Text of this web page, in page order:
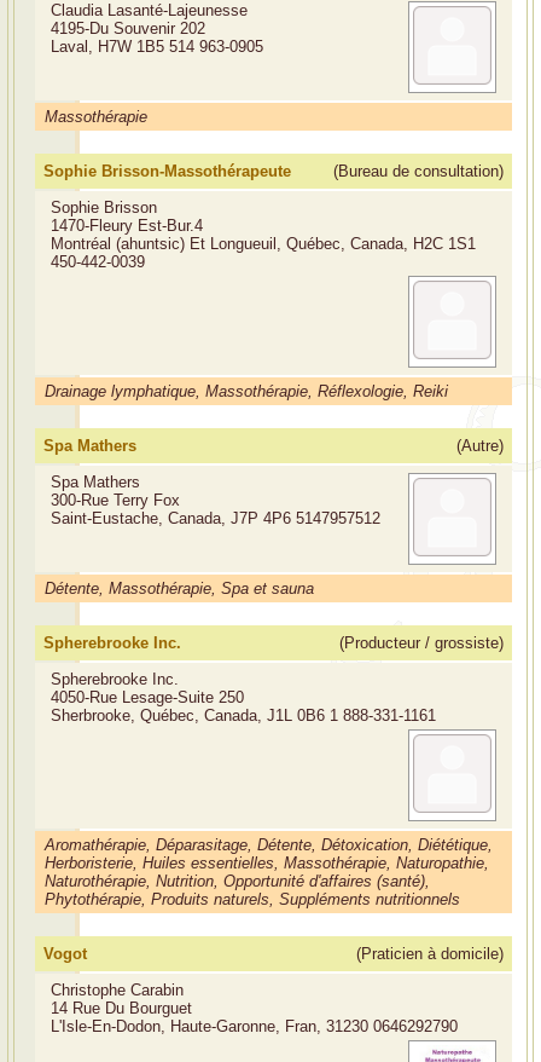
Claudia Lasanté-Lajeunesse
4195-Du Souvenir 202
Laval, H7W 1B5 514 963-0905
Massothérapie
Sophie Brisson-Massothérapeute
(Bureau de consultation)
Sophie Brisson
1470-Fleury Est-Bur.4
Montréal (ahuntsic) Et Longueuil, Québec, Canada, H2C 1S1
450-442-0039
Drainage lymphatique, Massothérapie, Réflexologie, Reiki
Spa Mathers
(Autre)
Spa Mathers
300-Rue Terry Fox
Saint-Eustache, Canada, J7P 4P6 5147957512
Détente, Massothérapie, Spa et sauna
Spherebrooke Inc.
(Producteur / grossiste)
Spherebrooke Inc.
4050-Rue Lesage-Suite 250
Sherbrooke, Québec, Canada, J1L 0B6 1 888-331-1161
Aromathérapie, Déparasitage, Détente, Détoxication, Diététique,
Herboristerie, Huiles essentielles, Massothérapie, Naturopathie,
Naturothérapie, Nutrition, Opportunité d'affaires (santé),
Phytothérapie, Produits naturels, Suppléments nutritionnels
Vogot
(Praticien à domicile)
Christophe Carabin
14 Rue Du Bourguet
L'Isle-En-Dodon, Haute-Garonne, Fran, 31230 0646292790